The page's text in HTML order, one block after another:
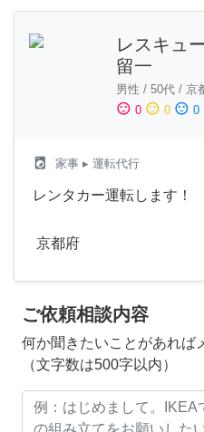
レスキュ
留一
男性 / 50代 / 京
sentiment_satisfied 0 sentiment_neutral 0 sentiment_dissatisfied 0
local_laundry_service 家事 ▸ 運転代行
レンタカー運転します！
京都府
ご依頼相談内容
何か聞きたいことがあれば
（文字数は500字以内）